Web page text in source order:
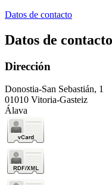
Datos de contacto
Datos de contacto
Dirección
Donostia-San Sebastián, 1
01010 Vitoria-Gasteiz
Álava